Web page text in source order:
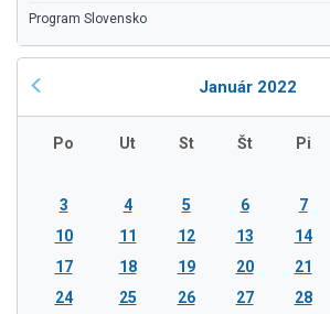
Program Slovensko
Január 2022
Po Ut St Št Pi
3
4 5 6 7
10
11 12 13 14
17
18 19 20 21
24
25 26 27 28